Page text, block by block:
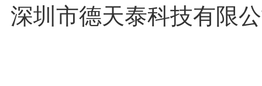
深圳市德天泰科技有限